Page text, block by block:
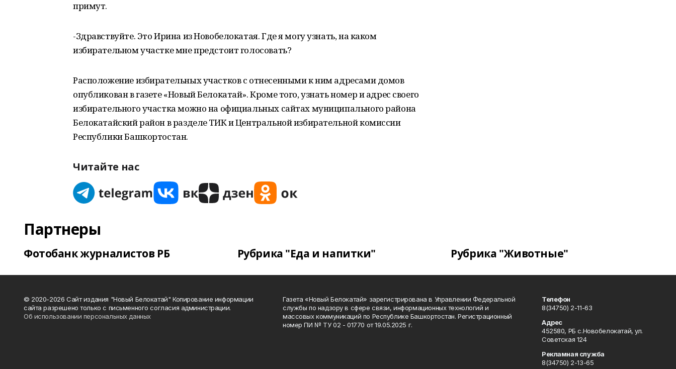
примут.
-Здравствуйте. Это Ирина из Новобелокатая. Где я могу узнать, на каком
избирательном участке мне предстоит голосовать?
Расположение избирательных участков с отнесенными к ним адресами домов
опубликован в газете «Новый Белокатай». Кроме того, узнать номер и адрес своего
избирательного участка можно на официальных сайтах муниципального района
Белокатайский район в разделе ТИК и Центральной избирательной комиссии
Республики Башкортостан.
Читайте нас
Партнеры
Фотобанк журналистов РБ Рубрика "Еда и напитки" Рубрика "Животные"
© 2020-2026 Сайт издания "Новый Белокатай" Копирование информации
сайта разрешено только с письменного согласия администрации.
Об использовании персональных данных
Газета «Новый Белокатай» зарегистрирована в Управлении Федеральной
службы по надзору в сфере связи, информационных технологий и
массовых коммуникаций по Республике Башкортостан. Регистрационный
номер ПИ № ТУ 02 - 01770 от 19.05.2025 г.
Телефон
8(34750) 2-11-63
Адрес
452580, РБ с.Новобелокатай, ул.
Советская 124
Рекламная служба
8(34750) 2-13-65